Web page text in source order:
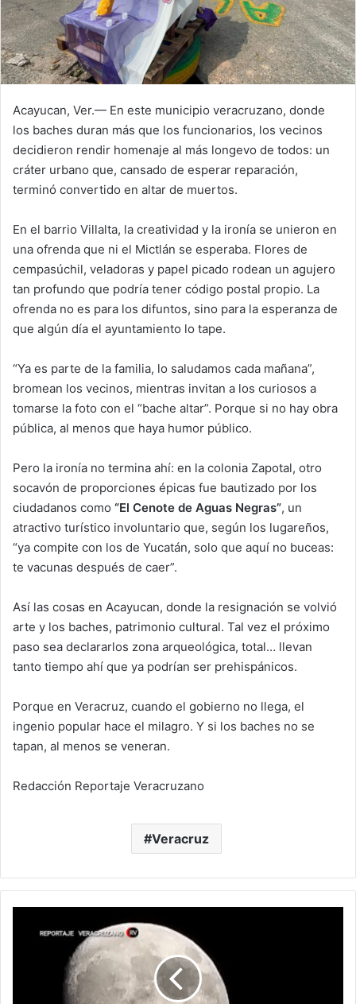
Acayucan, Ver.— En este municipio veracruzano, donde
los baches duran más que los funcionarios, los vecinos
decidieron rendir homenaje al más longevo de todos: un
cráter urbano que, cansado de esperar reparación,
terminó convertido en altar de muertos.
En el barrio Villalta, la creatividad y la ironía se unieron en
una ofrenda que ni el Mictlán se esperaba. Flores de
cempasúchil, veladoras y papel picado rodean un agujero
tan profundo que podría tener código postal propio. La
ofrenda no es para los difuntos, sino para la esperanza de
que algún día el ayuntamiento lo tape.
“Ya es parte de la familia, lo saludamos cada mañana”,
bromean los vecinos, mientras invitan a los curiosos a
tomarse la foto con el “bache altar”. Porque si no hay obra
pública, al menos que haya humor público.
Pero la ironía no termina ahí: en la colonia Zapotal, otro
socavón de proporciones épicas fue bautizado por los
ciudadanos como “El Cenote de Aguas Negras”, un
atractivo turístico involuntario que, según los lugareños,
“ya compite con los de Yucatán, solo que aquí no buceas:
te vacunas después de caer”.
Así las cosas en Acayucan, donde la resignación se volvió
arte y los baches, patrimonio cultural. Tal vez el próximo
paso sea declararlos zona arqueológica, total… llevan
tanto tiempo ahí que ya podrían ser prehispánicos.
Porque en Veracruz, cuando el gobierno no llega, el
ingenio popular hace el milagro. Y si los baches no se
tapan, al menos se veneran.
Redacción Reportaje Veracruzano
Veracruz
Esotéricos